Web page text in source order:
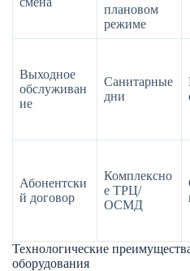
плановом
режиме
Выходное
обслуживан
ие
Санитарные
дни
Абонентски
й договор
Комплексно
е ТРЦ/
ОСМД
Технологические
оборудования